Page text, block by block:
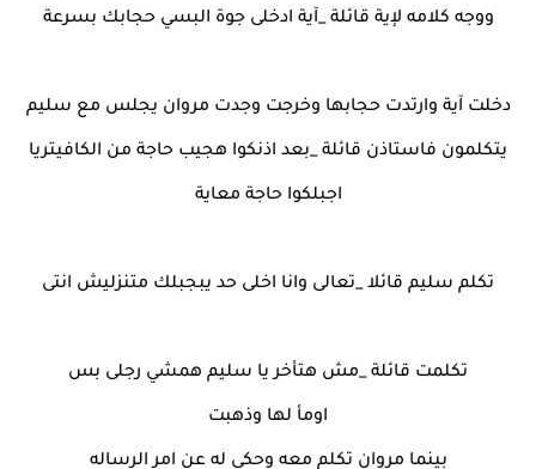
ووجه كلامه لإية قائلة _آية ادخلى جوة البسي حجابك بسرعة
دخلت آية وارتدت حجابها وخرجت وجدت مروان يجلس مع سليم
يتكلمون فاستاذن قائلة _بعد اذنكوا هجيب حاجة من الكافيتريا
اجبلكوا حاجة معاية
تكلم سليم قائلا _تعالى وانا اخلى حد يبجبلك متنزليش انتى
تكلمت قائلة _مش هتأخر يا سليم همشي رجلى بس
اومأ لها وذهبت
بينما مروان تكلم معه وحكى له عن امر الرساله